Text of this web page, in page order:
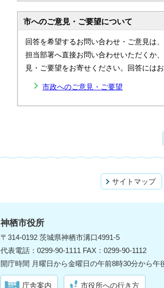
市へのご意見・ご要望について
回答を希望するお問い合わせ・ご意見は
担当部署へ直接お問い合わせいただくか
見・ご要望をお寄せください。回答には
市政へのご意見・ご要望
サイトマップ
神栖市役所
〒314-0192 茨城県神栖市溝口4991-5
代表電話：0299-90-1111 FAX：0299-90-1112
開庁時間 月曜日から金曜日の午前8時30分から
庁舎案内 市役所への行き方